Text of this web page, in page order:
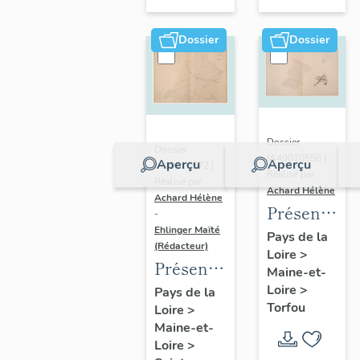
sur-
Moine
Dossier
Aperçu
IA49010572 |
Achard Hélène
-
Ehlinger Maïté
(Rédacteur)
Présentation
du
patrimoine
industriel
Pays de la
Loire >
Maine-et-
Loire >
Dossier
Aperçu
Dossier
IA49010556 |
Réalisé par
Achard Hélène
du
patrimoine
industriel
de la
commune
de
Pays de la
Loire >
Maine-et-
Loire >
Torfou